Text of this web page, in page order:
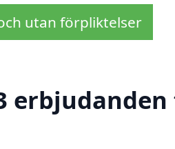
utan förpliktelser